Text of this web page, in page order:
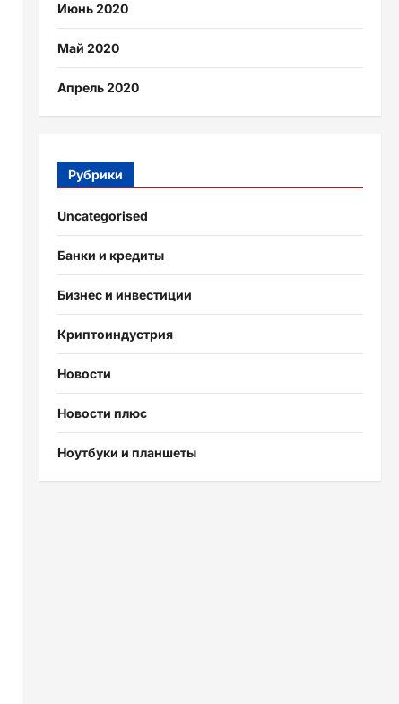
Июнь 2020
Май 2020
Апрель 2020
Рубрики
Uncategorised
Банки и кредиты
Бизнес и инвестиции
Криптоиндустрия
Новости
Новости плюс
Ноутбуки и планшеты